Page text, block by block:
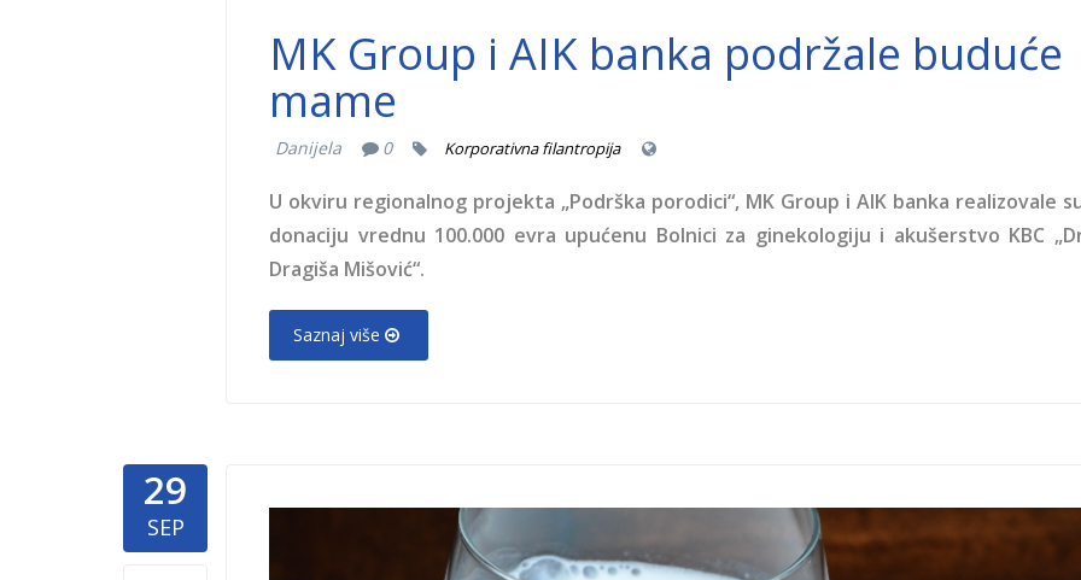
MK Group i AIK banka podržale buduće
mame
Danijela 0 Korporativna filantropija
U okviru regionalnog projekta „Podrška porodici“, MK Group i AIK banka realizovale
donaciju vrednu 100.000 evra upućenu Bolnici za ginekologiju i akušerstvo KBC
Dragiša Mišović“.
Saznaj više
29
SEP donacija-mleko-imlek.png